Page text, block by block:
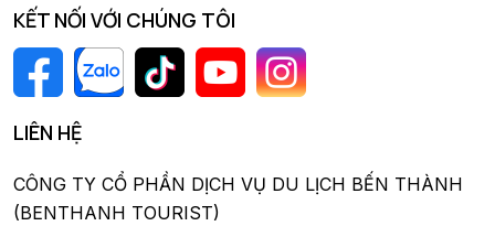
KẾT NỐI VỚI CHÚNG TÔI
LIÊN HỆ
CÔNG TY CỔ PHẦN DỊCH VỤ DU LỊCH BẾN THÀNH
(BENTHANH TOURIST)